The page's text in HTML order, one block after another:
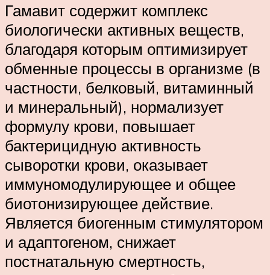
Гамавит содержит комплекс
биологически активных веществ,
благодаря которым оптимизирует
обменные процессы в организме (в
частности, белковый, витаминный
и минеральный), нормализует
формулу крови, повышает
бактерицидную активность
сыворотки крови, оказывает
иммуномодулирующее и общее
биотонизирующее действие.
Является биогенным стимулятором
и адаптогеном, снижает
постнатальную смертность,